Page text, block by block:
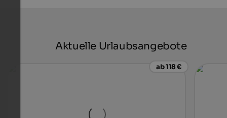
Aktuelle Urlaubsangebote
ab 118 €